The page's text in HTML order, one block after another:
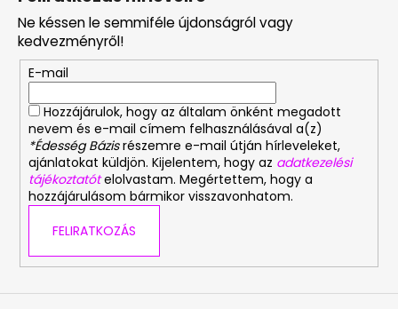
Ne késsen le semmiféle újdonságról vagy
kedvezményről!
E-mail
Hozzájárulok, hogy az általam önként megadott
nevem és e-mail címem felhasználásával a(z)
*Édesség Bázisrészemre e-mail útján hírleveleket,
ajánlatokat küldjön. Kijelentem, hogy az adatkezelési
tájékoztatót elolvastam. Megértettem, hogy a
hozzájárulásom bármikor visszavonhatom.
FELIRATKOZÁS